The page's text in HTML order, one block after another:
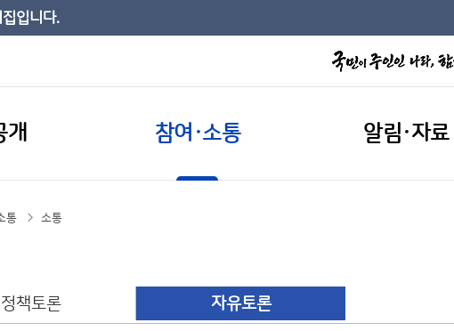
입니다.
개 참여·소통 알림·자료
통 소통
정책토론 자유토론